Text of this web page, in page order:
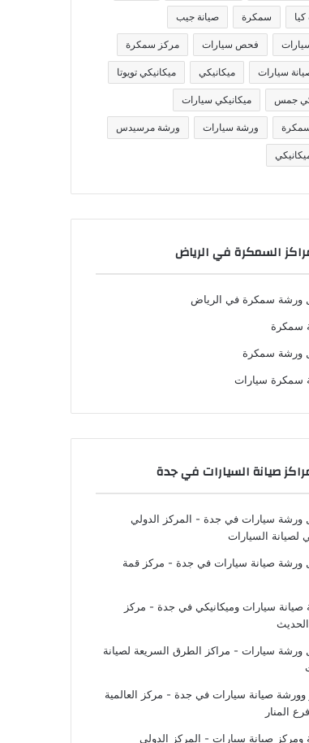
سمكرة صيانة جيب
فحص سيارات مركز سمكرة
سيارات ميكانيكي ميكانيكي تويوتا
جمس ميكانيكي سيارات
ورشة سيارات ورشة مرسيدس
السمكرة في الرياض
ورشة سمكرة في الرياض
سمكرة
ورشة سمكرة
سمكرة سيارات
صيانة السيارات في جدة
ورشة سيارات في جدة - المركز الدولي
لصيانة السيارات
ورشة صيانة سيارات في جدة - مركز قمة
صيانة سيارات وميكانيكي في جدة - مركز
الحديث
ورشة سيارات - مراكز الطرق السريعة لصيانة
وورشة صيانة سيارات في جدة - مركز العالمية
المنار
ومركز صيانة سيارات - المركز الدولي